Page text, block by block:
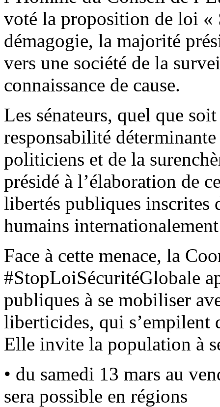
voté la proposition de loi «
démagogie, la majorité
vers une société de la
connaissance de cause.
Les sénateurs, quel que
responsabilité
politiciens et de la
présidé à l’élaboration de
libertés publiques inscrites
humains
Face à cette menace, la
#StopLoiSécuritéGlobale
publiques à se mobiliser
liberticides, qui s’empilent
Elle invite la population à
• du samedi 13 mars au
sera possible en régions